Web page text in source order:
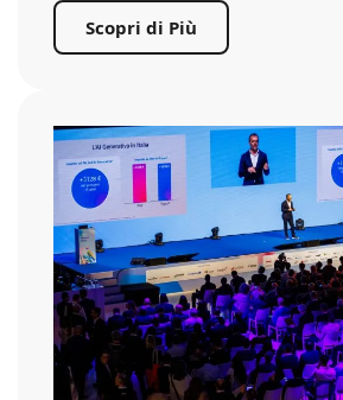
Scopri di Più